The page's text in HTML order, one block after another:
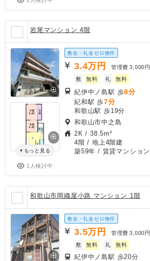
岩尾マンション 4階
もっと見る
1人検討中
敷金・礼金ゼロ物件
3.4万円 管理費 3,000円
敷
無料 礼 無料
紀伊中ノ島駅 歩8分
紀和駅 歩7分
和歌山駅 歩19分
和歌山市中之島
2K /38.5m²
4階 / 地上4階建
築59年 / 賃貸マンション
和歌山市岡織屋小路 マンション 1階
敷金・礼金ゼロ物件
3.5万円 管理費 3,000円
敷
無料 礼 無料
紀伊中ノ島駅 歩20分